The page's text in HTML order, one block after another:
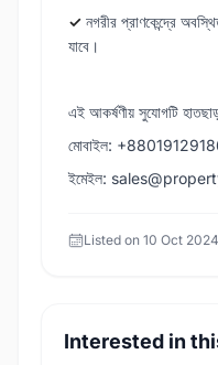
✓ নগরীর প্রাণকেন্দ্রে
যাবে।
এই আকর্ষণীয় সুযোগটি
মোবাইল:
ইমেইল:
Listed on 10 Oct 2024
Interested in